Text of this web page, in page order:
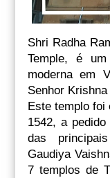
Shri Radha
Temple, é
moderna em
Senhor
Este templo foi
1542, a
das
Gaudiya
7 templos de